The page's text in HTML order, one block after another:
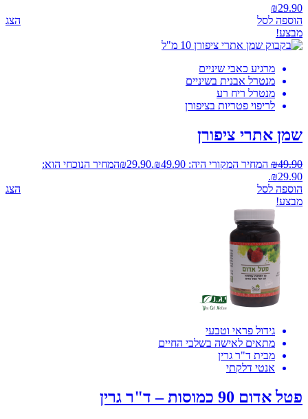
₪29.90
הוספה לסל
הצג
מבצע!
מרגיע כאבי שיניים
מנטרל אבנית בשיניים
מנטרל ריח רע
לריפוי פטריות בציפורן
שמן אתרי ציפורן
₪49.90 המחיר המקורי היה: ₪49.90. ₪29.90
המחיר הנוכחי הוא:
₪29.90.
הוספה לסל
הצג
מבצע!
גידול פראי וטבעי
מתאים לאישה בשלבי החיים
מבית ד"ר גרין
אנטי דלקתי
פטל אדום 90 כמוסות – ד"ר גרין